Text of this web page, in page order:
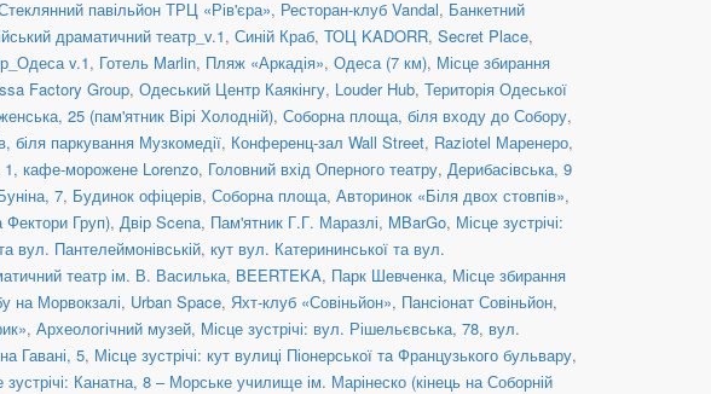
павільйон ТРЦ «Рів'єра», Ресторан-клуб Vandal, Банкетний
драматичний театр_v.1, Синій Краб, ТОЦ KADORR, Secret Place,
v.1, Готель Marlin, Пляж «Аркадія», Одеса (7 км), Місце збирання
Factory Group, Одеський Центр Каякінгу, Louder Hub, Територія Одеської
25 (пам'ятник Вірі Холодній), Соборна площа, біля входу до Собору,
біля паркування Музкомедії, Конференц-зал Wall Street, Raziotel Маренеро,
1, кафе-морожене Lorenzo, Головний вхід Оперного театру, Дерибасівська, 9
7, Будинок офіцерів, Соборна площа, Авторинок «Біля двох стовпів»,
Фектори Груп), Двір Scena, Пам'ятник Г.Г. Маразлі, MBarGo, Місце зустрічі:
вул. Пантелеймонівській, кут вул. Катерининської та вул.
театр ім. В. Василька, BEERTEKA, Парк Шевченка, Місце збирання
на Морвокзалі, Urban Space, Яхт-клуб «Совіньйон», Пансіонат Совіньйон,
, Археологічний музей, Місце зустрічі: вул. Рішельєвська, 78, вул.
Гавані, 5, Місце зустрічі: кут вулиці Піонерської та Французького бульвару,
зустрічі: Канатна, 8 – Морське училище ім. Марінеско (кінець на Соборній